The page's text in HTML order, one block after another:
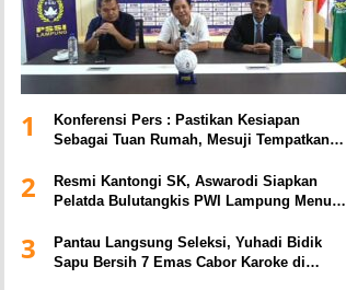
1
Konferensi Pers : Pastikan Kesiapan
Sebagai Tuan Rumah, Mesuji Tempatkan
Piala Gubernur Lampung
2
Resmi Kantongi SK, Aswarodi Siapkan
Pelatda Bulutangkis PWI Lampung Menuju
3
Pantau Langsung Seleksi, Yuhadi Bidik
Sapu Bersih 7 Emas Cabor Karoke di